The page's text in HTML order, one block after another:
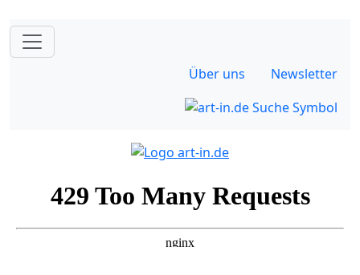
Über uns Newsletter